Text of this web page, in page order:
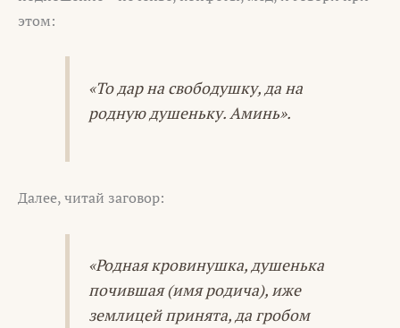
этом:
«То дар на свободушку, да на
родную душеньку. Аминь».
Далее, читай заговор:
«Родная кровинушка, душенька
почившая (имя родича), иже
землицей принята, да гробом